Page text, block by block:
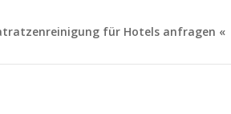
für Hotels anfragen «